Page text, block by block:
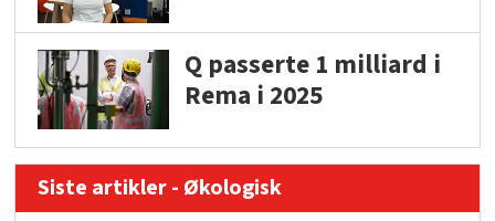
Q passerte 1 milliard i
Rema i 2025
Siste artikler - Økologisk